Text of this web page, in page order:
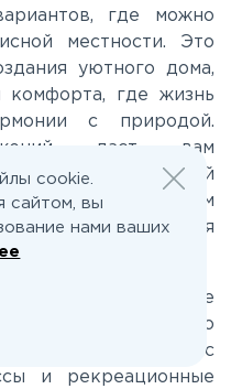
где можно
местности. Это
уютного дома,
комфорта, где жизнь
с природой.
даст вам
участок, который
и ожиданиям
условия для
шоссе
для активного
Здесь вас
и рекреационные
cookie.
сайтом, вы
нами ваших